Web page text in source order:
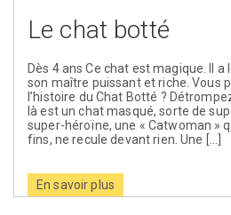
Le chat botté
Dès 4 ans Ce chat est magique. Il
son maître puissant et riche. Vous
l’histoire du Chat Botté ?
là est un chat masqué, sorte de
super-héroïne, une « Catwoman »
fins, ne recule devant rien. Une […]
En savoir plus